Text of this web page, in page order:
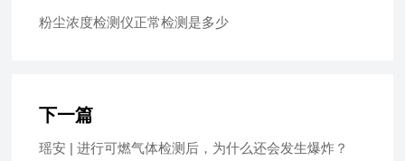
粉尘浓度检测仪正常检测是多少
下一篇
瑶安 | 进行可燃气体检测后，为什么还会发生爆炸？